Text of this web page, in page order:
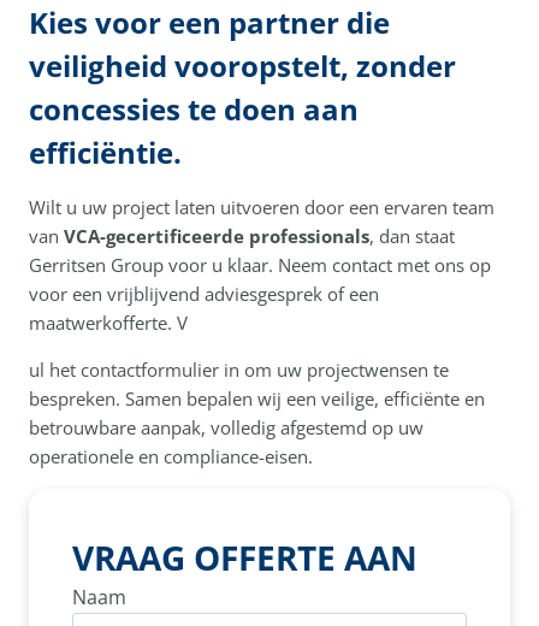
Kies voor een partner die
veiligheid vooropstelt, zonder
concessies te doen aan
efficiëntie.
Wilt u uw project laten uitvoeren door een ervaren team
van VCA-gecertificeerde professionals, dan staat
Gerritsen Group voor u klaar. Neem contact met ons op
voor een vrijblijvend adviesgesprek of een
maatwerkofferte. V
ul het contactformulier in om uw projectwensen te
bespreken. Samen bepalen wij een veilige, efficiënte en
betrouwbare aanpak, volledig afgestemd op uw
operationele en compliance-eisen.
VRAAG OFFERTE AAN
Naam